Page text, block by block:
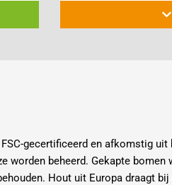
gecertificeerd en afkomstig uit
worden beheerd. Gekapte bomen
Hout uit Europa draagt bij